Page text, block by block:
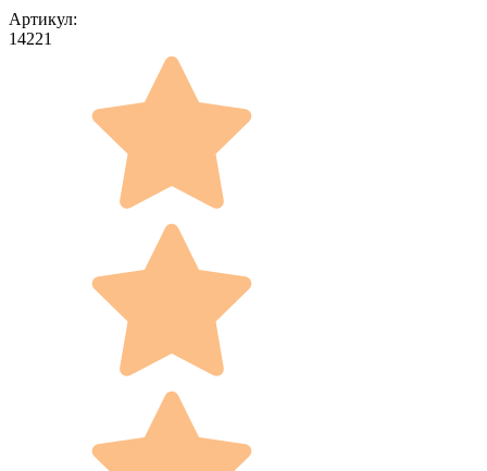
Артикул:
14221